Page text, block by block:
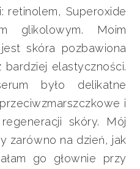
retinolem, Superoxide
glikolowym. Moim
skóra pozbawiona
elastyczności.
było delikatne
i
skóry. Mój
zarówno na dzień, jak
go głownie przy